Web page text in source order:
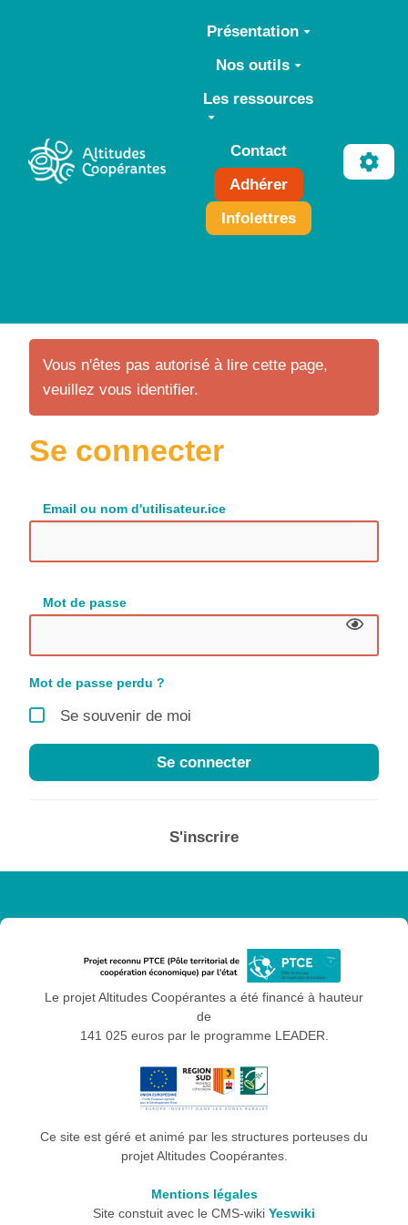
Aller au contenu principal
Présentation
Nos outils
Les ressources
Contact
Adhérer
Infolettres
Vous n'êtes pas autorisé à lire cette page,
veuillez vous identifier.
Se connecter
Email ou nom d'utilisateur.ice
Mot de passe
Mot de passe perdu ?
Se souvenir de moi
Se connecter
S'inscrire
Le projet Altitudes Coopérantes a été financé à hauteur
de
141 025 euros par le programme LEADER.
Ce site est géré et animé par les structures porteuses du
projet Altitudes Coopérantes.
Mentions légales
Site constuit avec le CMS-wiki Yeswiki